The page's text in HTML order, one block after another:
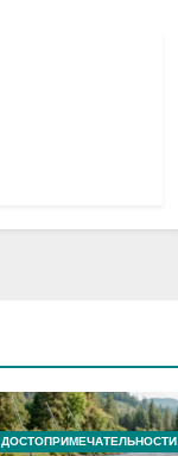
ДОСТОПРИМЕЧАТЕЛЬНОСТИ